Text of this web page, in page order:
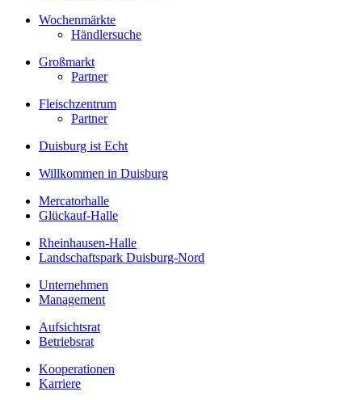
Wochenmärkte
Händlersuche
Großmarkt
Partner
Fleischzentrum
Partner
Duisburg ist Echt
Willkommen in Duisburg
Mercatorhalle
Glückauf-Halle
Rheinhausen-Halle
Landschaftspark Duisburg-Nord
Unternehmen
Management
Aufsichtsrat
Betriebsrat
Kooperationen
Karriere